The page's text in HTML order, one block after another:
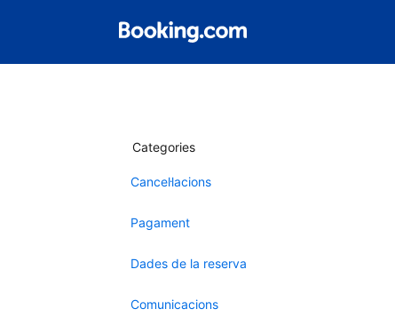
Categories
Cancel·lacions
Pagament
Dades de la reserva
Comunicacions